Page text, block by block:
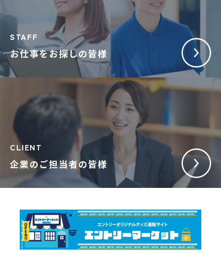
お仕事をお探しの皆様
STAFF
企業のご担当者の皆様
CLIENT